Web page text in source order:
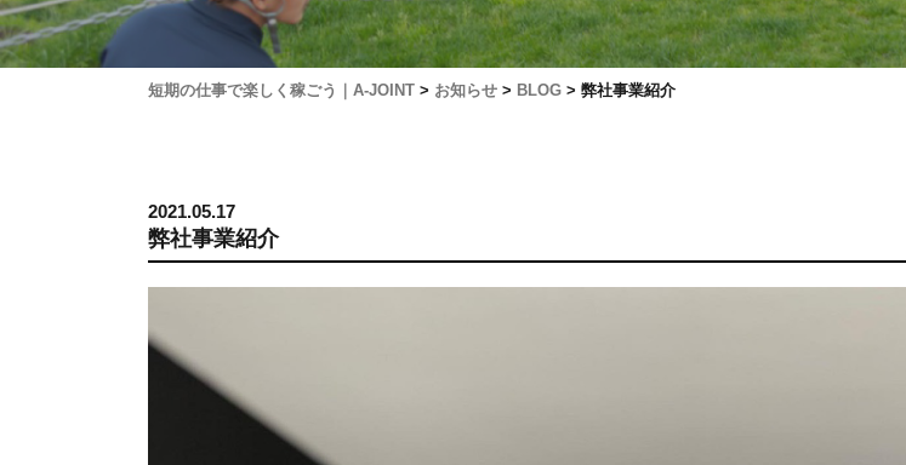
短期の仕事で楽しく稼ごう｜A-JOINT > お知らせ > BLOG > 弊社事業紹介
2021.05.17
弊社事業紹介